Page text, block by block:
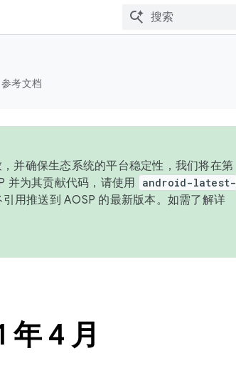
参考文档
并确保生态系统的平台稳定性，我们将在第
并为其贡献代码，请使用
android-latest-
用推送到 AOSP 的最新版本。如需了解详
4 月